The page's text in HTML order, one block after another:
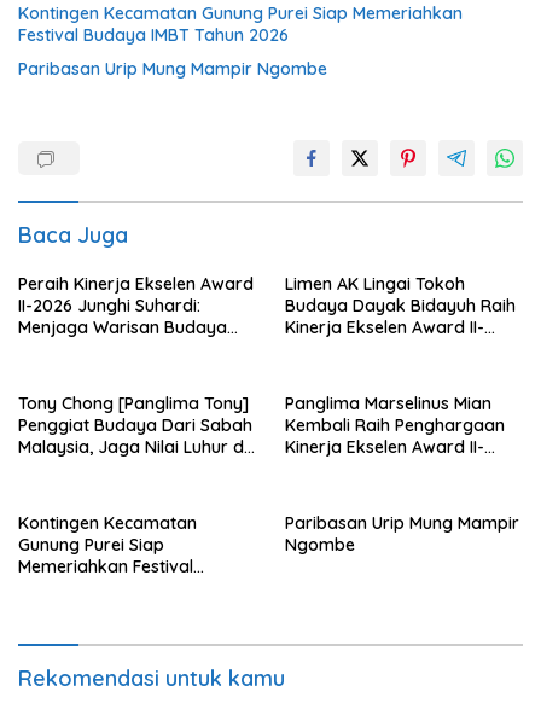
Kontingen Kecamatan Gunung Purei Siap Memeriahkan
Festival Budaya IMBT Tahun 2026
Paribasan Urip Mung Mampir Ngombe
Baca Juga
Peraih Kinerja Ekselen Award
II-2026 Junghi Suhardi:
Menjaga Warisan Budaya
Limen AK Lingai Tokoh
Budaya Dayak Bidayuh Raih
Kinerja Ekselen Award II-
Tony Chong [Panglima Tony]
Penggiat Budaya Dari Sabah
Malaysia, Jaga Nilai Luhur di
Panglima Marselinus Mian
Kembali Raih Penghargaan
Kinerja Ekselen Award II-
Kontingen Kecamatan
Gunung Purei Siap
Memeriahkan Festival
Paribasan Urip Mung Mampir
Ngombe
Rekomendasi untuk kamu